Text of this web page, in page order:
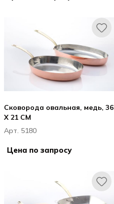
Сковорода овальная, медь, 36
X 21 CM
Арт. 5180
Цена по запросу